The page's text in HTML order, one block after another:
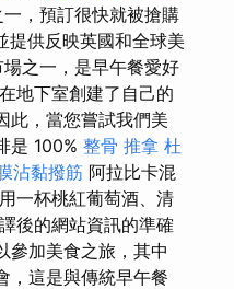
，預訂很快就被搶購
提供反映英國和全球美
之一，是早午餐愛好
地下室創建了自己的
此，當您嘗試我們美
是 100% 整骨 推拿 杜
沾黏撥筋 阿拉比卡混
一杯桃紅葡萄酒、清
後的網站資訊的準確
參加美食之旅，其中
，這是與傳統早午餐